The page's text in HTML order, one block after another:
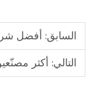
السابق: أفضل شركات تصنيع
التالي: أكثر مصنّعين لقمصان